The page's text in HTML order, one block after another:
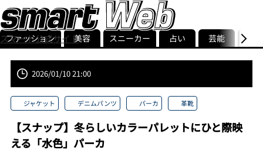
スマート公式サイト
smart最新号
記事一覧ランキング
ストリ
ファッション 美容 スニーカー 占い 芸能 グル
2026/01/10 21:00
ジャケット デニムパンツ パーカ 革靴
【スナップ】冬らしいカラーパレットにひと際映
える「水色」パーカ